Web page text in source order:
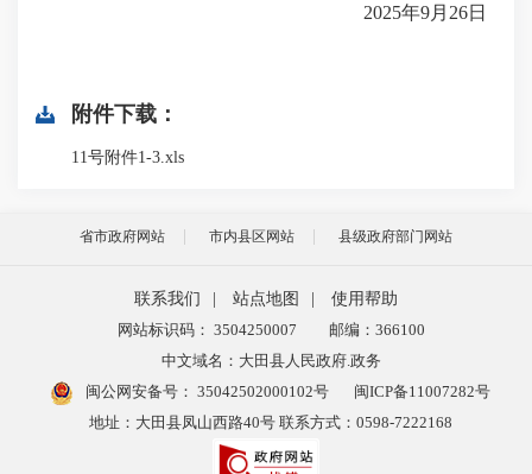
2025年9月 26日
附件下载：
11号附件1-3.xls
省市政府网站 市内县区网站 县级政府部门网站
联系我们 站点地图
使用帮助
网站标识码： 3504250007
邮编：366100
中文域名：大田县人民政府.政务
闽公网安备号： 35042502000102号
闽ICP备11007282号
地址：大田县凤山西路40号 联系方式：0598-7222168